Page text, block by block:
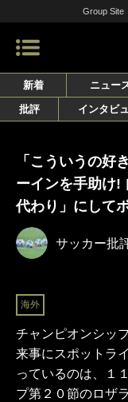
Group Site
新着 ニュー
批評
インタビ
「こういうの好
ーインを手助け!
代わり」にして
サッカー批
海外
チャンピオンシッ
来事にスポットラ
っているのは、１
プ第２０節のロザ